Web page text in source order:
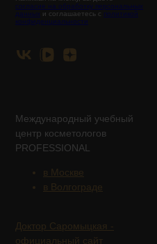
согласие на обработку персональных
данных и соглашаетесь с политикой
конфиденциальности
Международный учебный
центр косметологов
PROFESSIONAL
в Москве
в Волгограде
Доктор Саромыцкая -
официальный сайт